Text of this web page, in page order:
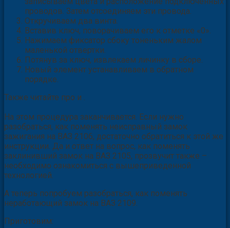
проводов. Затем отсоединяем эти провода.
Откручиваем два винта.
Вставив ключ, поворачиваем его к отметке «0».
Нажимаем фиксатор сбоку тоненьким жалом
маленькой отвертки.
Потянув за ключ, извлекаем личинку в сборе.
Новый элемент устанавливаем в обратном
порядке.
Также читайте про и .
На этом процедура заканчивается. Если нужно
разобраться, как поменять неисправный замок
зажигания на ВАЗ 2106, достаточно обратиться к этой же
инструкции. Да и ответ на вопрос, как поменять
заклинивший замок на ВАЗ 2105, прозвучит также –
необходимо ознакомиться с вышеприведенной
технологией.
А теперь попробуем разобраться, как поменять
неработающий замок на ВАЗ 2109.
Приготовим: